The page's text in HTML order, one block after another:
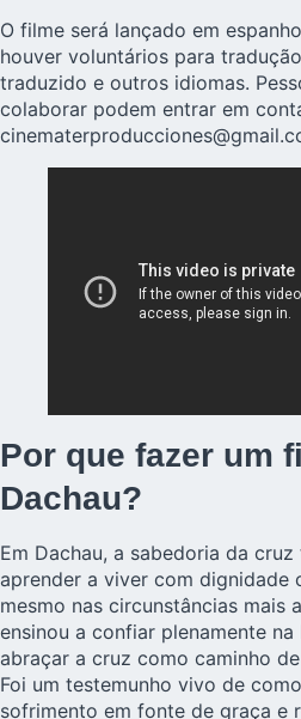
O filme será lançado em
houver voluntários para
traduzido e outros idiomas.
colaborar podem entrar em
Por que fazer um
Dachau?
Em Dachau, a sabedoria da
aprender a viver com dignidade
mesmo nas circunstâncias mais
ensinou a confiar plenamente
abraçar a cruz como caminho
Foi um testemunho vivo de
sofrimento em fonte de graça e